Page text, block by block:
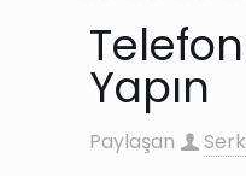
Yapın
Paylaşan